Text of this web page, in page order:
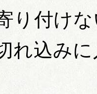
り付け
れ込み